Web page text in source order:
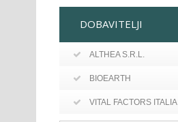
DOBAVITELJI
ALTHEA S.R.L.
BIOEARTH
VITAL FACTORS ITALIA